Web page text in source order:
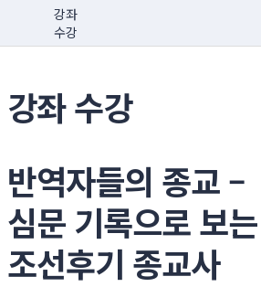
강좌
수강
강좌 수강
반역자들의 종교 –
심문 기록으로 보는
조선후기 종교사